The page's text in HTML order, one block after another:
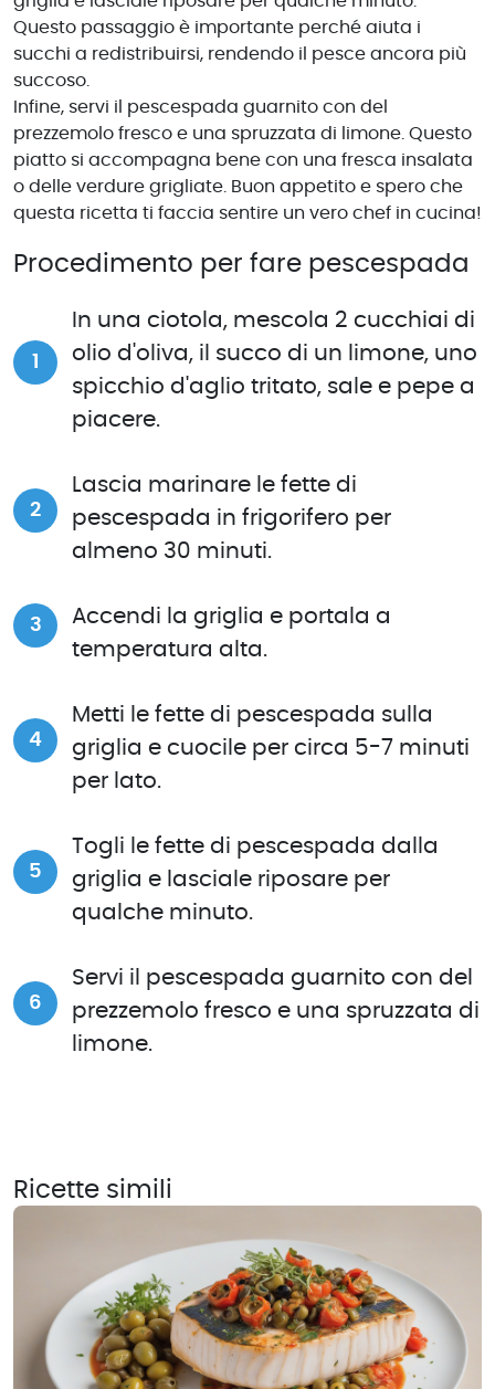
Questo passaggio è importante perché aiuta i
succhi a redistribuirsi, rendendo il pesce ancora più
succoso.
Infine, servi il pescespada guarnito con del
prezzemolo fresco e una spruzzata di limone. Questo
piatto si accompagna bene con una fresca insalata
o delle verdure grigliate. Buon appetito e spero che
questa ricetta ti faccia sentire un vero chef in cucina!
Procedimento per fare pescespada
In una ciotola, mescola 2 cucchiai di
olio d'oliva, il succo di un limone, uno
spicchio d'aglio tritato, sale e pepe a
piacere.
Lascia marinare le fette di
pescespada in frigorifero per
almeno 30 minuti.
Accendi la griglia e portala a
temperatura alta.
Metti le fette di pescespada sulla
griglia e cuocile per circa 5-7 minuti
per lato.
Togli le fette di pescespada dalla
griglia e lasciale riposare per
qualche minuto.
Servi il pescespada guarnito con del
prezzemolo fresco e una spruzzata di
limone.
Ricette simili